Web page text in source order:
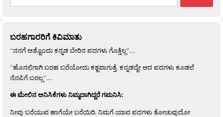
ಬರಹಗಾರರಿಗೆ ಕಿವಿಮಾತು
“ನನಗೆ ಅಶ್ಟೊಂದು ಕನ್ನಡ ಬೇರಿನ ಪದಗಳು ಗೊತ್ತಿಲ್ಲ”…
“ಹೊನಲಿಗಾಗಿ ಬರಹ ಬರೆಯೋದು ಕಶ್ಟವಾಗುತ್ತೆ. ಕನ್ನಡದ್ದೇ ಆದ ಪದಗಳು ಕೂಡಲೆ
ನೆನಪಿಗೆ ಬರಲ್ಲ”…
ಈ ಮೇಲಿನ ಅನಿಸಿಕೆಗಳು ನಿಮ್ಮದಾಗಿದ್ದರೆ ಗಮನಿಸಿ:
ನೀವು ಬರೆಯುವ ಹಾಗೆಯೇ ಬರೆಯಿರಿ. ನಿಮಗೆ ಯಾವ ಪದಗಳು ತೋಚುವುದೋ